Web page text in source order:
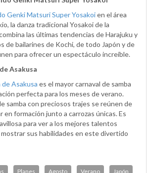
Genki Matsuri Super Yosakoien el área
la danza tradicional Yosakoi de la
las últimas tendencias de Harajuku y
de bailarines de Kochi, de todo Japón y de
para ofrecer un espectáculo increíble.
Asakusa
de Asakusa es el mayor carnaval de samba
perfecta para los meses de verano.
samba con preciosos trajes se reúnen de
en formación junto a carrozas únicas. Es
para ver a los mejores talentos
sus habilidades en este divertido
Planes Agosto Verano Japón